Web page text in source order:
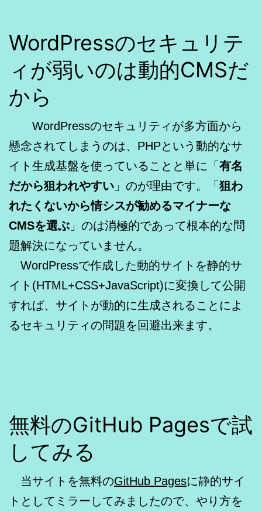
WordPressのセキュリテ
ィが弱いのは動的CMSだ
から
WordPressのセキュリティが多方面から
懸念されてしまうのは、PHPという動的なサ
イト生成基盤を使っていることと単に「有名
だから狙われやすい 」のが理由です。「狙わ
れたくないから情シスが勧めるマイナーな
CMSを選ぶ 」のは消極的であって根本的な問
題解決になっていません。
WordPressで作成した動的サイトを静的サ
イト(HTML+CSS+JavaScript)に変換して公開
すれば、サイトが動的に生成されることによ
るセキュリティの問題を回避出来ます。
無料のGitHub Pagesで試
してみる
当サイトを無料のGitHub Pagesに静的サイ
トとしてミラーしてみましたので、やり方を